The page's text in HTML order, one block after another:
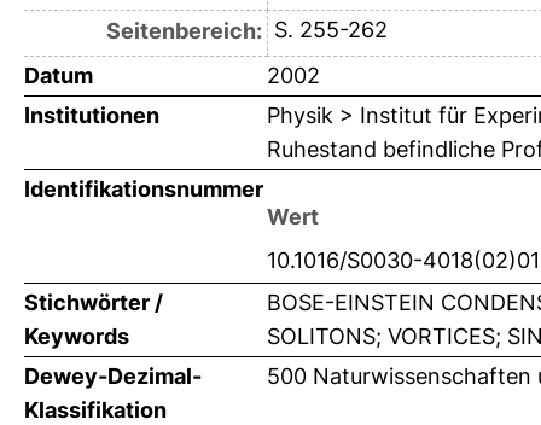
Seitenbereich: S. 255-262
Datum
2002
Institutionen
Physik > Institut für
Ruhestand befindliche
Identifikationsnummer
Wert
10.1016/S0030-
Stichwörter /
Keywords
BOSE-EINSTEIN
SOLITONS; VORTICES;
Dewey-Dezimal-
Klassifikation
500 Naturwissenschaften